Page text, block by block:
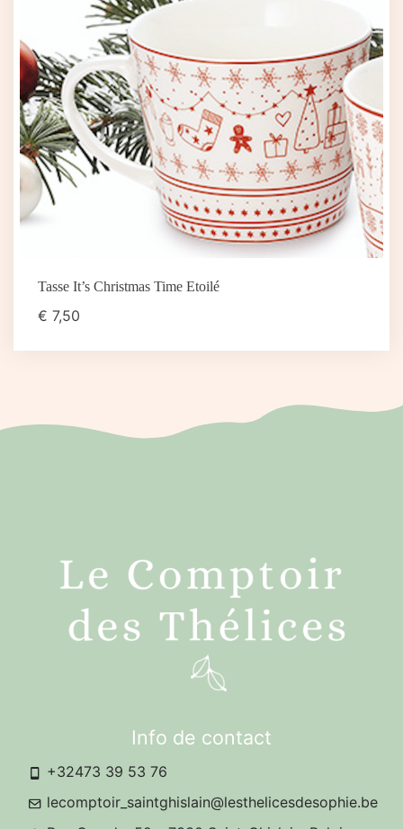
Tasse It’s Christmas Time Etoilé
€ 7,50
Info de contact
+32473 39 53 76
lecomptoir_saintghislain@lesthelicesdesophie.be